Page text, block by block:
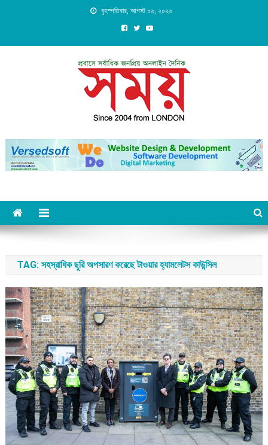
বৃহস্পতিবার, আগস্ট ০৬, ২০২৬
Daily Shomoy, Since 2004
from LONDON
TAG: সহস্রাধিক ছুরি অপসারণ করেছে টাওয়ার হ্যামলেটস কাউন্সিল